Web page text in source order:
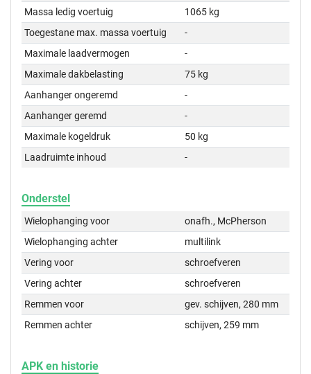
Massa ledig voertuig
1065 kg
Toegestane max. massa voertuig
-
Maximale laadvermogen
-
Maximale dakbelasting
75 kg
Aanhanger ongeremd
-
Aanhanger geremd
-
Maximale kogeldruk
50 kg
Laadruimte inhoud
-
Onderstel
Wielophanging voor
onafh., McPherson
Wielophanging achter
multilink
Vering voor
schroefveren
Vering achter
schroefveren
Remmen voor
gev. schijven, 280 mm
Remmen achter
schijven, 259 mm
APK en historie